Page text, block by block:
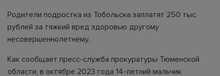
Родители подростка из Тобольска заплатят 250 тыс.
рублей за тяжкий вред здоровью другому
несовершеннолетнему.
Как сообщает пресс-служба прокуратуры Тюменской
области, в октябре 2023 года 14-летний мальчик